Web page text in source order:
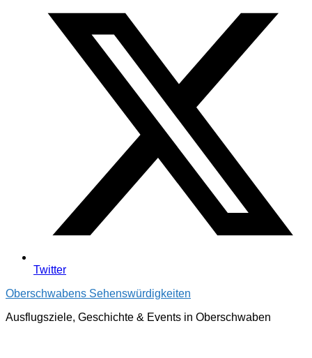
Twitter
Oberschwabens Sehenswürdigkeiten
Ausflugsziele, Geschichte & Events in Oberschwaben